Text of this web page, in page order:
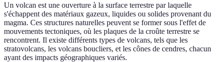
Un volcan est une ouverture à la surface terrestre par laquelle
s'échappent des matériaux gazeux, liquides ou solides provenant du
magma. Ces structures naturelles peuvent se former sous l'effet de
mouvements tectoniques, où les plaques de la croûte terrestre se
rencontrent. Il existe différents types de volcans, tels que les
stratovolcans, les volcans boucliers, et les cônes de cendres, chacun
ayant des impacts géographiques variés.